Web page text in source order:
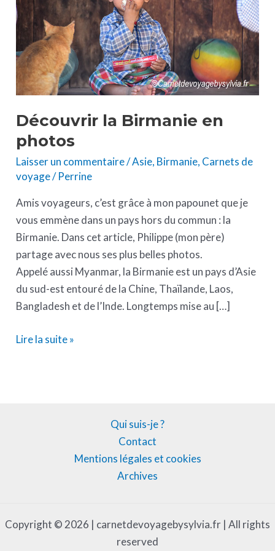
Découvrir la Birmanie en
photos
Laisser un commentaire/Asie, Birmanie, Carnets de
voyage/Perrine
Amis voyageurs, c’est grâce à mon papounet que je
vous emmène dans un pays hors du commun : la
Birmanie. Dans cet article, Philippe (mon père)
partage avec nous ses plus belles photos.
Appelé aussi Myanmar, la Birmanie est un pays d’Asie
du sud-est entouré de la Chine, Thaïlande, Laos,
Bangladesh et de l’Inde. Longtemps mise au […]
photos
Lire la suite »
Qui suis-je ?
Contact
Mentions légales et cookies
Archives
Copyright © 2026 | carnetdevoyagebysylvia.fr | All rights
reserved